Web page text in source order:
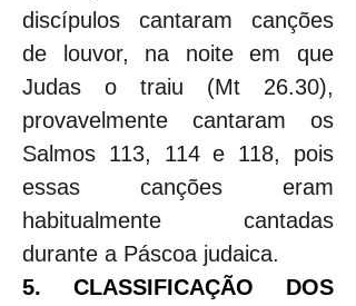
discípulos cantaram canções
de louvor, na noite em que
Judas o traiu (Mt 26.30),
provavelmente cantaram os
Salmos 113, 114 e 118, pois
essas canções eram
habitualmente cantadas
durante a Páscoa judaica.
5. CLASSIFICAÇÃO DOS